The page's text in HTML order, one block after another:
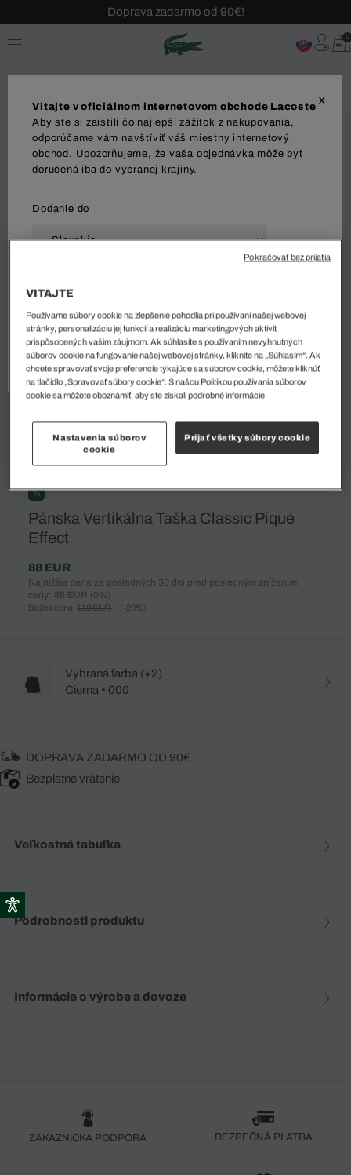
Doprava zadarmo od 90€!
Sezónny výpredaj až -40 %!
Bezplatné vrátenie!
0
%
Pánska Vertikálna Taška Classic Piqué
Effect
88 EUR
Najnižšia cena za posledných 30 dní pred posledným znížením
ceny: 88 EUR (0%)
Bežná cena: 110 EUR (-20%)
Vybraná farba (+2)
Cierna • 000
DOPRAVA ZADARMO OD 90€
Bezplatné vrátenie
Veľkostná tabuľka
Podrobnosti produktu
Informácie o výrobe a dovoze
ZÁKAZNÍCKA PODPORA BEZPEČNÁ PLATBA
X
Vitajte v oficiálnom internetovom obchode Lacoste
Aby ste si zaistili čo najlepší zážitok z nakupovania,
odporúčame vám navštíviť váš miestny internetový
obchod. Upozorňujeme, že vaša objednávka môže byť
doručená iba do vybranej krajiny.
Dodanie do
ZAČAŤ NAKUPOVAŤ
VITAJTE
Používame súbory cookie na zlepšenie pohodlia pri používaní našej webovej
stránky, personalizáciu jej funkcií a realizáciu marketingových aktivít
prispôsobených vašim záujmom. Ak súhlasíte s používaním nevyhnutných
súborov cookie na fungovanie našej webovej stránky, kliknite na „Súhlasím“. Ak
chcete spravovať svoje preferencie týkajúce sa súborov cookie, môžete kliknúť
na tlačidlo „Spravovať súbory cookie“. S našou Politikou používania súborov
cookie sa môžete oboznámiť, aby ste získali podrobné informácie.
Nastavenia súborov
cookie
Prijať všetky súbory cookie
Pokračovať bez prijatia